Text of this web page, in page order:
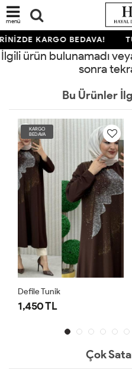
menü
KARGO BEDAVA!
İlgili ürün bulunamadı
sonra
Bu Ürünler
KARGO
BEDAVA
Defile Tunik
1,450 TL
Çok